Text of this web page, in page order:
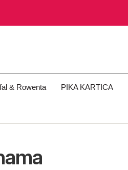
& Rowenta PIKA KARTICA